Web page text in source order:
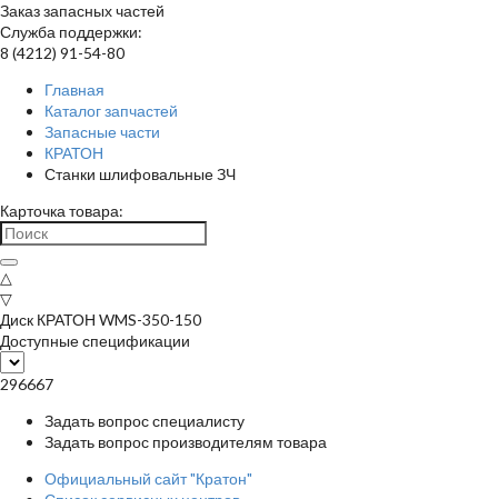
Заказ запасных частей
Служба поддержки:
8 (4212) 91-54-80
Главная
Каталог запчастей
Запасные части
КРАТОН
Станки шлифовальные ЗЧ
Карточка товара:
△
▽
Диск КРАТОН WMS-350-150
Доступные спецификации
296667
Задать вопрос специалисту
Задать вопрос производителям товара
Официальный сайт "Кратон"